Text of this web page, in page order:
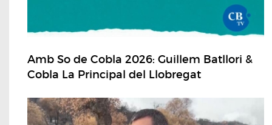
Amb So de Cobla 2026: Guillem Batllori &
Cobla La Principal del Llobregat